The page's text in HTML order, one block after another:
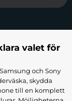
valet för
och Sony
skydda
till en komplett